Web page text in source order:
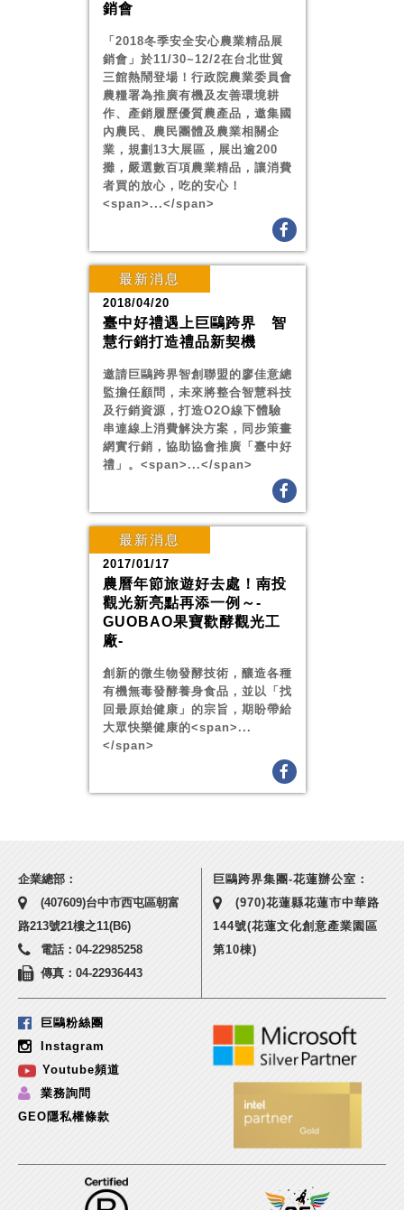
銷會
「2018冬季安全安心農業精品展
銷會」於11/30~12/2在台北世貿
三館熱鬧登場！行政院農業委員會
農糧署為推廣有機及友善環境耕
作、產銷履歷優質農產品，邀集國
內農民、農民團體及農業相關企
業，規劃13大展區，展出逾200
攤，嚴選數百項農業精品，讓消費
者買的放心，吃的安心！
<span>...</span>
最新消息
2018/04/20
臺中好禮遇上巨鷗跨界 智
慧行銷打造禮品新契機
邀請巨鷗跨界智創聯盟的廖佳意總
監擔任顧問，未來將整合智慧科技
及行銷資源，打造O2O線下體驗
串連線上消費解決方案，同步策畫
網實行銷，協助協會推廣「臺中好
禮」。<span>...</span>
最新消息
2017/01/17
農曆年節旅遊好去處！南投
觀光新亮點再添一例～-
GUOBAO果寶歡酵觀光工
廠-
創新的微生物發酵技術，釀造各種
有機無毒發酵養身食品，並以「找
回最原始健康」的宗旨，期盼帶給
大眾快樂健康的<span>...
</span>
企業總部：
(407609)台中市西屯區朝富
路213號21樓之11(B6)
電話：04-22985258
傳真：04-22936443
巨鷗跨界集團-花蓮辦公室：
(970)花蓮縣花蓮市中華路
144號(花蓮文化創意產業園區
第10棟)
巨鷗粉絲團
Instagram
Youtube頻道
業務詢問
GEO隱私權條款